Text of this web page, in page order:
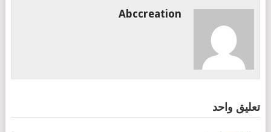
Abccreation
تعليق واحد